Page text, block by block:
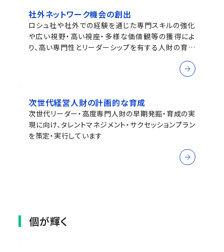
社外ネットワーク機会の創出
ロシュ社や社外での経験を通じた専門スキルの強化
や広い視野・高い視座・多様な価値観等の獲得によ
り、高い専門性とリーダーシップを有する人財の育成
次世代経営人財の計画的な育成
次世代リーダー・高度専門人財の早期発掘・育成の実
現に向け、タレントマネジメント・サクセッションプラン
を策定・実行しています
個が輝く